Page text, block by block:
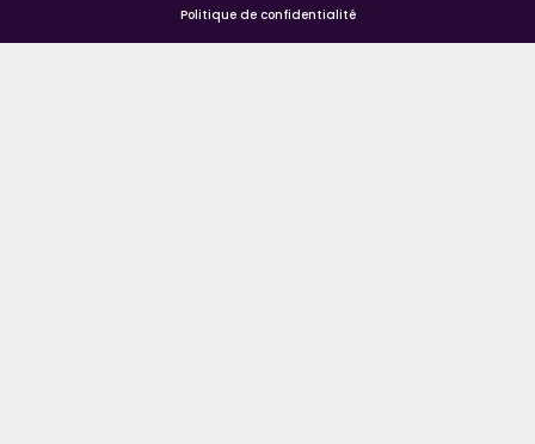
Politique de confidentialité